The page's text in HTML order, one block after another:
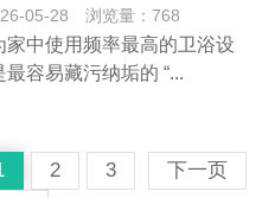
05-28 浏览量：768
家中使用频率最高的卫浴设
容易藏污纳垢的 “...
2 3
下一页